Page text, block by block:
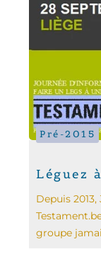
Pré-2015
Léguez
Depuis
groupe